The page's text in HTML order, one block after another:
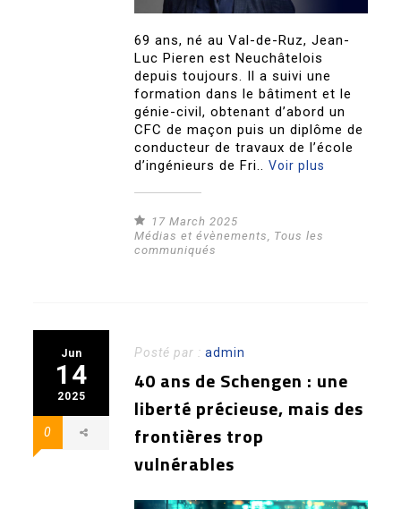
69 ans, né au Val-de-Ruz, Jean-
Luc Pieren est Neuchâtelois
depuis toujours. Il a suivi une
formation dans le bâtiment et le
génie-civil, obtenant d’abord un
CFC de maçon puis un diplôme de
conducteur de travaux de l’école
d’ingénieurs de Fri..Voir plus
17 March 2025
Médias et évènements, Tous les
communiqués
Jun
14
2025
0
Posté par :admin
40 ans de Schengen : une
liberté précieuse, mais des
frontières trop
vulnérables